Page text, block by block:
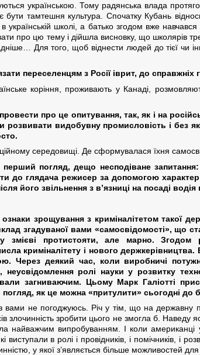
українською. Тому радянська влада
тамтешня культура. Спочатку Кубань
школі, а батько згодом вже
про цю тему і дійшла висновку, що школярів
Для того, щоб віднести людей до тієї чи
переселенцям з Росії іврит, до справжніх
коріння, проживають у Канаді,
про це опитування, так, як і на
розвивати видобувну промисловість і
середовищі. Де сформувалася їхня
погляд, дещо несподіване
до глядача режисер за допомогою
його звільнення з в’язниці на посаді
зрощування з криміналітетом такої
згадуваної вами «самосвідомості», що
змієві протистояти, але марно. Згодом
криміналітету і нового
Через деякий час, коли виробничі
ролі науки у розвитку
загниваючим. Цьому Марк Галіотті
як це можна «притулити» сьогодні до
не погоджуюсь. Річ у тім, що на державну
злочинність зробити цього не змогла б. Наведу
найважчим випробуванням. І коли
виступали в ролі і провідників, і помічників, і
у якої з’являється більше можливостей